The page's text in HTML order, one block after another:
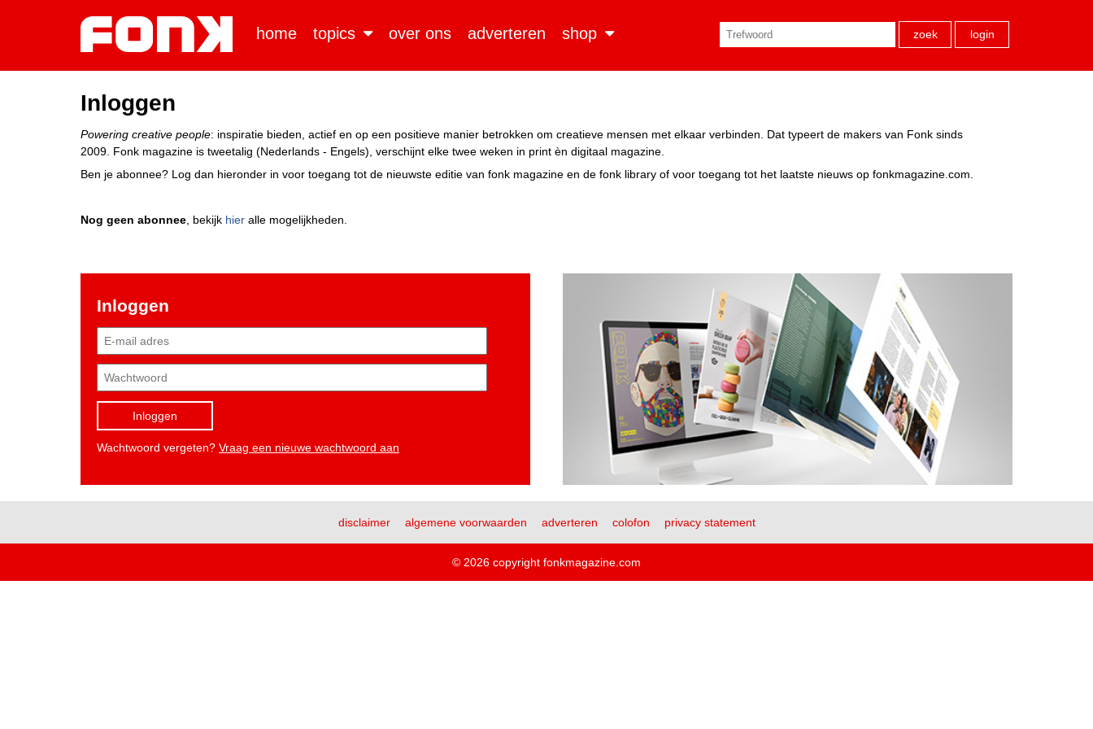
home topics over ons adverteren shop zoek login
Inloggen
Powering creative people: inspiratie bieden, actief en op een positieve manier betrokken om creatieve mensen met elkaar verbinden. Dat typeert de makers van Fonk sinds
2009. Fonk magazine is tweetalig (Nederlands - Engels), verschijnt elke twee weken in print èn digitaal magazine.
Ben je abonnee? Log dan hieronder in voor toegang tot de nieuwste editie van fonk magazine en de fonk library of voor toegang tot het laatste nieuws op fonkmagazine.com.
Nog geen abonnee , bekijk hier alle mogelijkheden.
Inloggen
Inloggen
Wachtwoord vergeten? Vraag een nieuwe wachtwoord aan
disclaimer algemene voorwaarden adverteren colofon privacy statement
© 2026 copyright fonkmagazine.com